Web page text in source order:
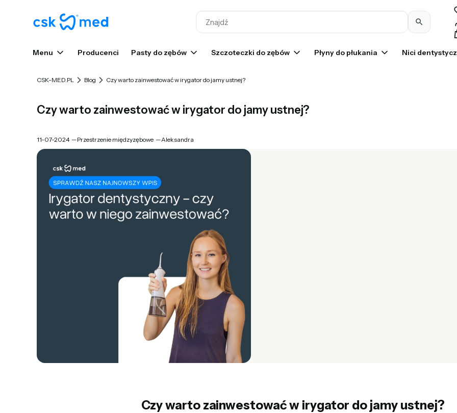
Menu Producenci Pasty do zębów Szczoteczki do zębów Płyny do płukania Nici
CSK-MED.PL Blog Czy warto zainwestować w irygator do jamy ustnej?
Czy warto zainwestować w irygator do jamy ustnej?
11-07-2024 —Przestrzenie międzyzębowe —Aleksandra
Czy warto zainwestować w irygator do jamy ustnej?